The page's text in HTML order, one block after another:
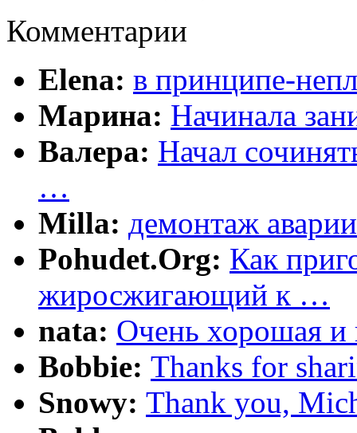
Комментарии
Elena: в принципе-
Марина: Начинала
Валера: Начал
…
Milla: демонтаж
Pohudet.Org: Как
жиросжигающий к …
nata: Очень хорошая и
Bobbie: Thanks for
Snowy: Thank you,